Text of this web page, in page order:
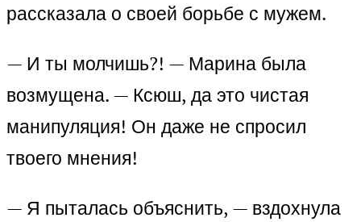
рассказала о своей борьбе с мужем.
— И ты молчишь?! — Марина была
возмущена. — Ксюш, да это чистая
манипуляция! Он даже не спросил
твоего мнения!
— Я пыталась объяснить, — вздохнула